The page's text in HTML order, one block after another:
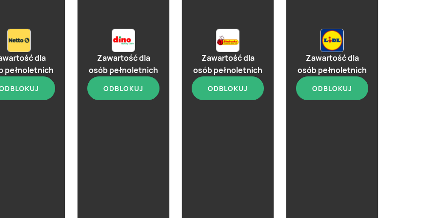
dla
pełnoletnich
Zawartość dla
osób pełnoletnich
ODBLOKUJ
Gin Seagram's
Zawartość dla
osób pełnoletnich
ODBLOKUJ
Zawartość dla
osób pełnoletnich
ODBLOKUJ